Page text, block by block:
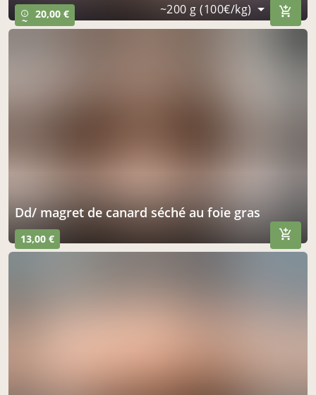
info_outline
~ 20,00 € ~200 g (100€/kg)
dd/ magret de canard séché au foie gras
13,00 €